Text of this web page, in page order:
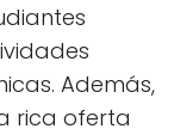
Además,
rica oferta